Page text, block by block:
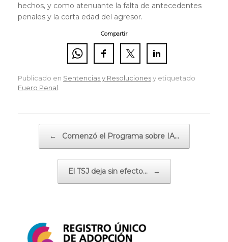
hechos, y como atenuante la falta de antecedentes
penales y la corta edad del agresor.
Compartir
Publicado en Sentencias y Resolucionesy etiquetado
Fuero Penal
← Comenzó el Programa sobre IA…
El TSJ deja sin efecto… →